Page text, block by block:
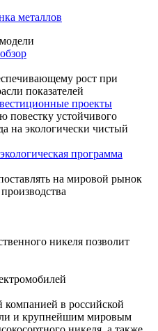
металлов
рост при
показателей
проекты
повестку устойчивого
на экологически чистый
программа
на мировой рынок
никеля позволит
компанией в российской
и крупнейшим мировым